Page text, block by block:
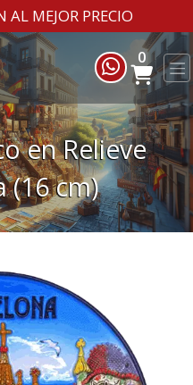
AL MEJOR PRECIO
0
en Relieve
(16 cm)